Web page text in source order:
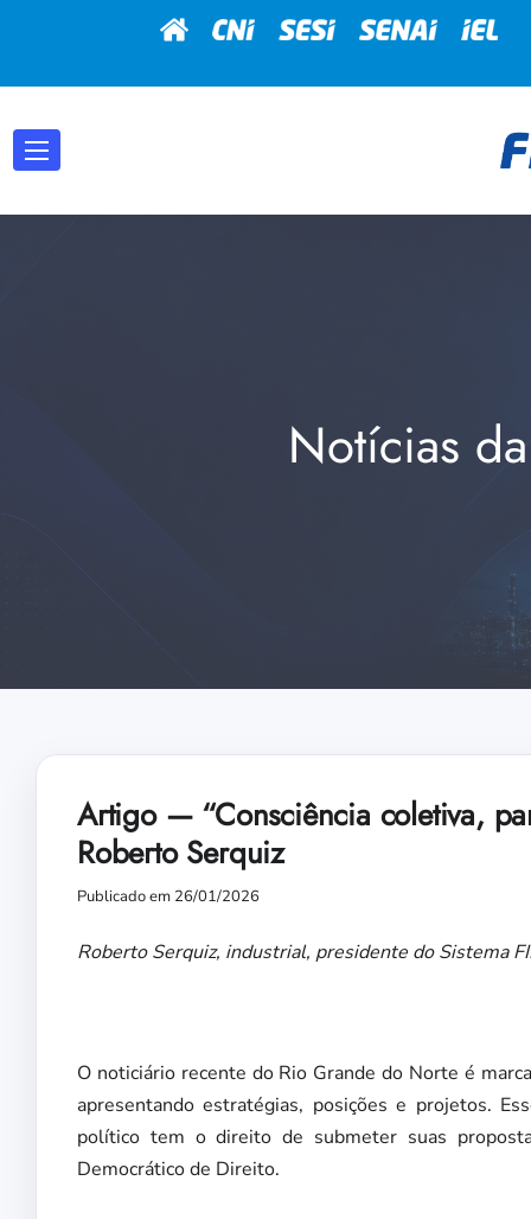
Notícias
Artigo — “Consciência coletiva,
Roberto Serquiz
Publicado em 26/01/2026
Roberto Serquiz, industrial, presidente do Sistema
O noticiário recente do Rio Grande do Norte é
apresentando estratégias, posições e projetos.
político tem o direito de submeter suas
Democrático de Direito.